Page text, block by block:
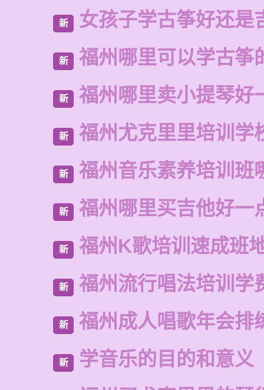
新 女孩子学古筝好还是
新 福州哪里可以学古筝
新 福州哪里卖小提琴好
新 福州尤克里里培训学
新 福州音乐素养培训班
新 福州哪里买吉他好一
新 福州K歌培训速成班
新 福州流行唱法培训学
新 福州成人唱歌年会排
新
学音乐的目的和意义